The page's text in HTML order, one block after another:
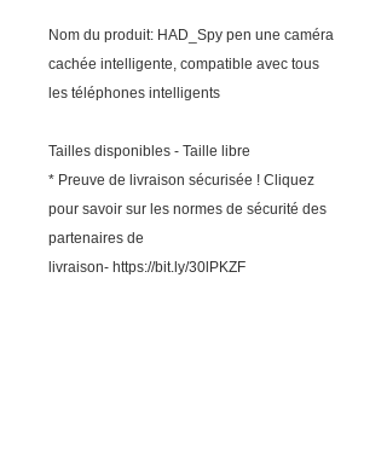
Nom du produit: HAD_Spy pen une caméra
cachée intelligente, compatible avec tous
les téléphones intelligents
Tailles disponibles - Taille libre
* Preuve de livraison sécurisée ! Cliquez
pour savoir sur les normes de sécurité des
partenaires de
livraison- https://bit.ly/30lPKZF